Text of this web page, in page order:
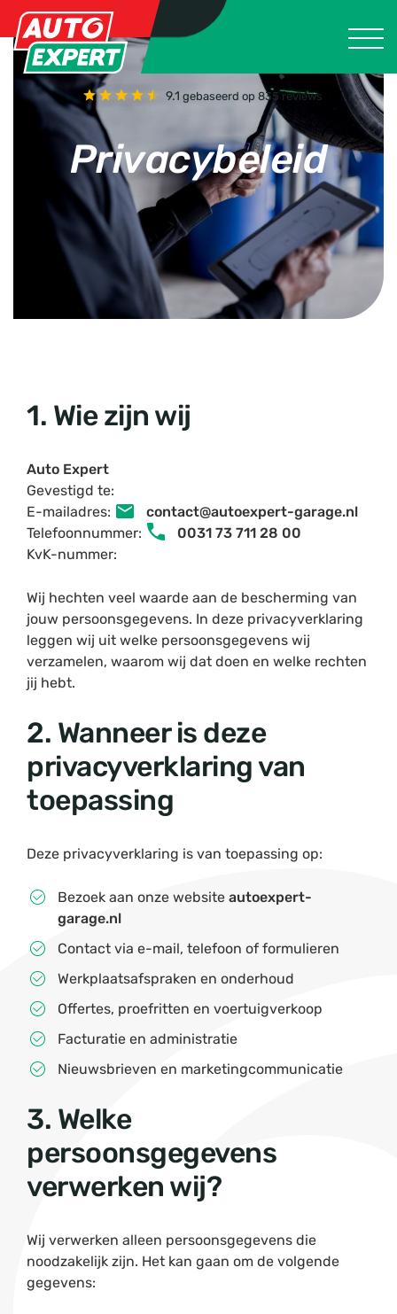
9.1 gebaseerd op 835 reviews
Privacybeleid
1. Wie zijn wij
Auto Expert
Gevestigd te:
E-mailadres:
contact@autoexpert-garage.nl
Telefoonnummer:
0031 73 711 28 00
KvK-nummer:
Wij hechten veel waarde aan de bescherming van
jouw persoonsgegevens. In deze privacyverklaring
leggen wij uit welke persoonsgegevens wij
verzamelen, waarom wij dat doen en welke rechten
jij hebt.
2. Wanneer is deze
privacyverklaring van
toepassing
Deze privacyverklaring is van toepassing op:
Bezoek aan onze website autoexpert-
garage.nl
Contact via e-mail, telefoon of formulieren
Werkplaatsafspraken en onderhoud
Offertes, proefritten en voertuigverkoop
Facturatie en administratie
Nieuwsbrieven en marketingcommunicatie
3. Welke
persoonsgegevens
verwerken wij?
Wij verwerken alleen persoonsgegevens die
noodzakelijk zijn. Het kan gaan om de volgende
gegevens: